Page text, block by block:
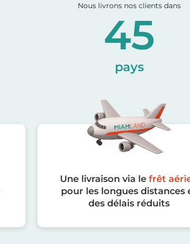
Nous livrons nos clients dans
45
pays
Une livraison via le frêt
pour les longues distances
des délais réduits